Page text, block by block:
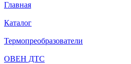
Главная
Каталог
Термопреобразователи
ОВЕН ДТС